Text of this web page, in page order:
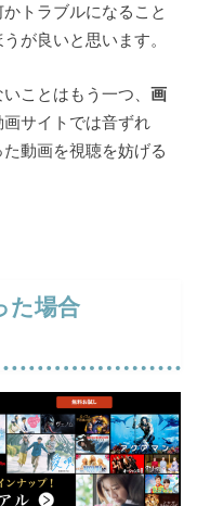
トラブルになること
が良いと思います。
ことはもう一つ、 画
サイトでは音ずれ
動画を視聴を妨げる
た場合